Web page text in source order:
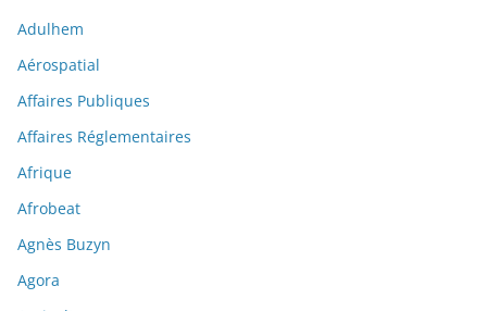
Adulhem
Aérospatial
Affaires Publiques
Affaires Réglementaires
Afrique
Afrobeat
Agnès Buzyn
Agora